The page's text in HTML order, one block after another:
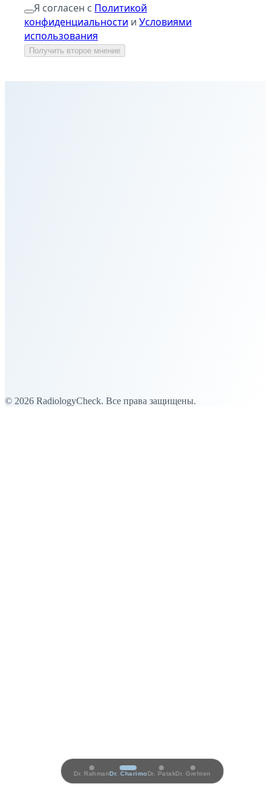
Dr. RahmanDr. CharimoDr. PatakDr. Grehten
Я согласен с Политикой
конфиденциальности и Условиями
использования
Получить второе мнение
© 2026 RadiologyCheck. Все права защищены.